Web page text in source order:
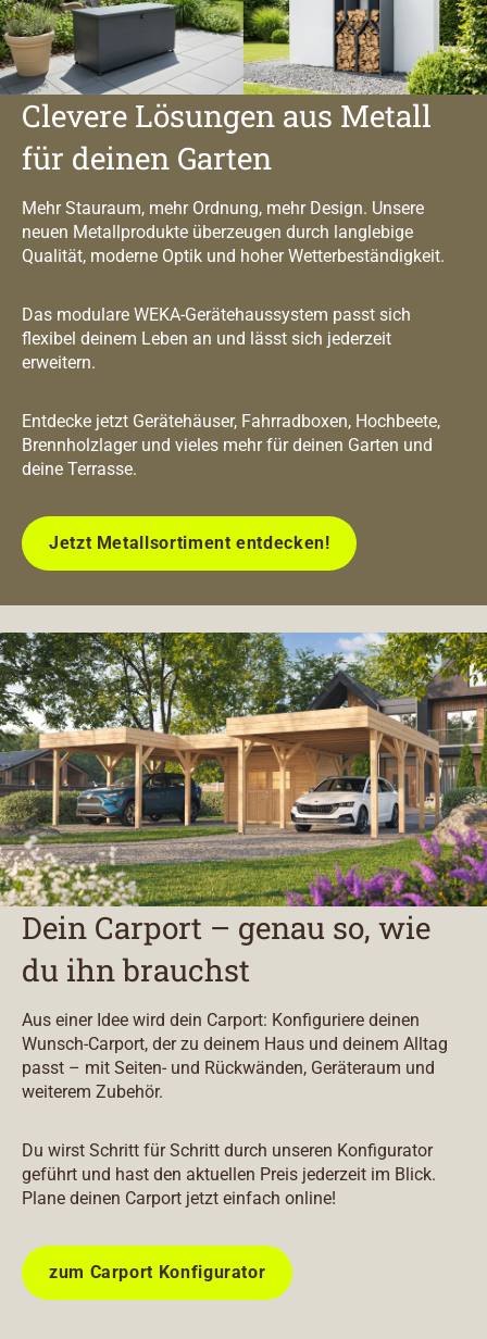
Clevere Lösungen aus Metall
für deinen Garten
Mehr Stauraum, mehr Ordnung, mehr Design. Unsere
neuen Metallprodukte überzeugen durch langlebige
Qualität, moderne Optik und hoher Wetterbeständigkeit.
Das modulare WEKA-Gerätehaussystem passt sich
flexibel deinem Leben an und lässt sich jederzeit
erweitern.
Entdecke jetzt Gerätehäuser, Fahrradboxen, Hochbeete,
Brennholzlager und vieles mehr für deinen Garten und
deine Terrasse.
Jetzt Metallsortiment entdecken!
Dein Carport – genau so, wie
du ihn brauchst
Aus einer Idee wird dein Carport: Konfiguriere deinen
Wunsch-Carport, der zu deinem Haus und deinem Alltag
passt – mit Seiten- und Rückwänden, Geräteraum und
weiterem Zubehör.
Du wirst Schritt für Schritt durch unseren Konfigurator
geführt und hast den aktuellen Preis jederzeit im Blick.
Plane deinen Carport jetzt einfach online!
zum Carport Konfigurator